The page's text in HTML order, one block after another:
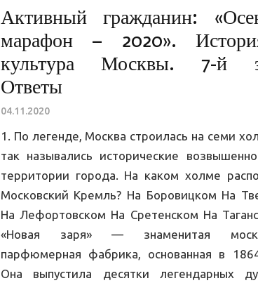
Активный гражданин:
марафон – 2020».
культура Москвы. 7-й
Ответы
04.11.2020
1. По легенде, Москва строилась на семи
так назывались исторические
территории города. На каком холме
Московский Кремль? На Боровицком На
На Лефортовском На Сретенском На
«Новая заря» — знаменитая
парфюмерная фабрика, основанная в
Она выпустила десятки легендарных